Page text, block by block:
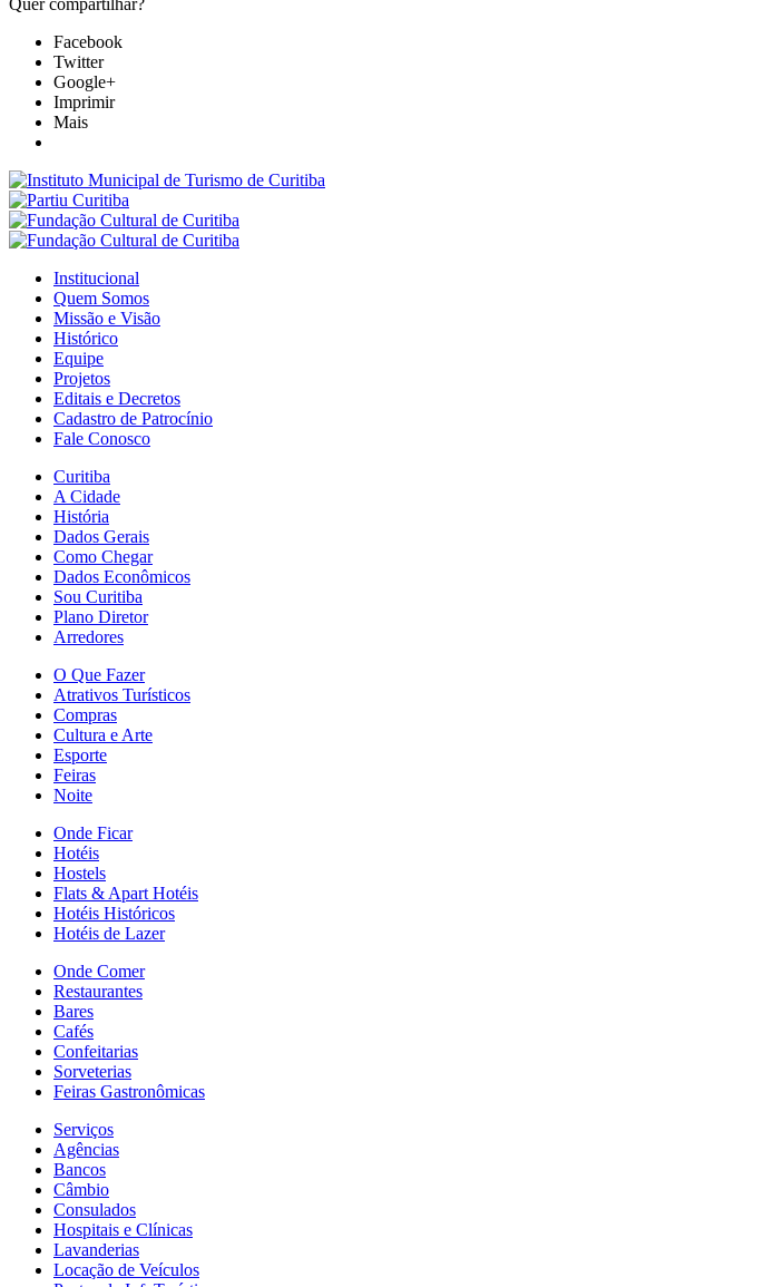
Facebook
Twitter
Google+
Imprimir
Mais
Institucional
Quem Somos
Missão e Visão
Histórico
Equipe
Projetos
Editais e Decretos
Cadastro de Patrocínio
Fale Conosco
Curitiba
A Cidade
História
Dados Gerais
Como Chegar
Dados Econômicos
Sou Curitiba
Plano Diretor
Arredores
O Que Fazer
Atrativos Turísticos
Compras
Cultura e Arte
Esporte
Feiras
Noite
Onde Ficar
Hotéis
Hostels
Flats & Apart Hotéis
Hotéis Históricos
Hotéis de Lazer
Onde Comer
Restaurantes
Bares
Cafés
Confeitarias
Sorveterias
Feiras Gastronômicas
Serviços
Agências
Bancos
Câmbio
Consulados
Hospitais e Clínicas
Lavanderias
Locação de Veículos